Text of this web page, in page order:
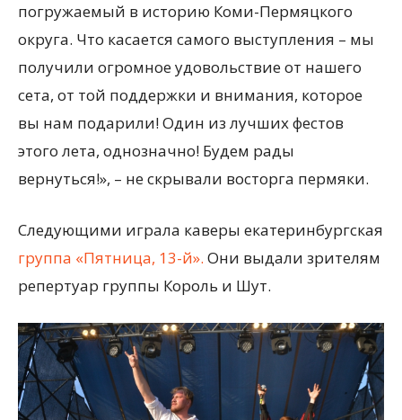
погружаемый в историю Коми-Пермяцкого
округа. Что касается самого выступления – мы
получили огромное удовольствие от нашего
сета, от той поддержки и внимания, которое
вы нам подарили! Один из лучших фестов
этого лета, однозначно! Будем рады
вернуться!», – не скрывали восторга пермяки.
Следующими играла каверы екатеринбургская
группа «Пятница, 13-й». Они выдали зрителям
репертуар группы Король и Шут.